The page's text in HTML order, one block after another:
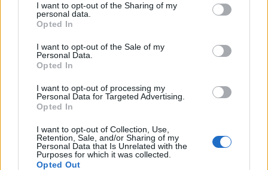
I want to opt-out of the Sharing of my
personal data.
Opted In
I want to opt-out of the Sale of my
Personal Data.
Opted In
I want to opt-out of processing my
Personal Data for Targeted Advertising.
Opted In
I want to opt-out of Collection, Use,
Retention, Sale, and/or Sharing of my
Personal Data that Is Unrelated with the
Purposes for which it was collected.
Opted Out
vonatkozó stratégiát